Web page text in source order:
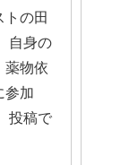
トの田
自身の
薬物依
参加
投稿で